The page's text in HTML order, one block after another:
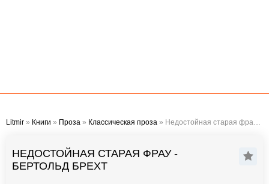
Litmir » Книги » Проза » Классическая проза » Недостойная старая фрау - Бертольд Брехт
НЕДОСТОЙНАЯ СТАРАЯ ФРАУ -
БЕРТОЛЬД БРЕХТ